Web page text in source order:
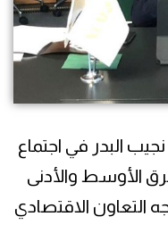
البدر في اجتماع
الأوسط والأدنى
التعاون الاقتصادي